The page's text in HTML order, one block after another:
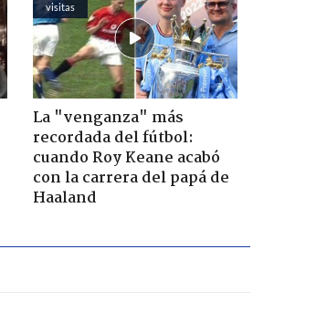
visitas
La "venganza" más
recordada del fútbol:
cuando Roy Keane acabó
con la carrera del papá de
Haaland